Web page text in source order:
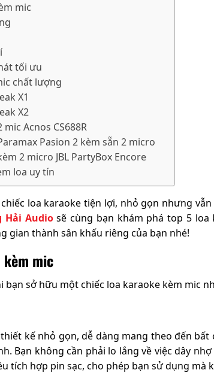
mic
tối ưu
chất lượng
X1
X2
Acnos CS688R
Pasion 2 kèm sẵn 2 micro
2 micro JBL PartyBox Encore
loa uy tín
loa karaoke tiện lợi, nhỏ gọn nhưng
Hải Audiosẽ cùng bạn khám phá top 5 loa
gian thành sân khấu riêng của bạn nhé!
mic
bạn sở hữu một chiếc loa karaoke kèm mic
kế nhỏ gọn, dễ dàng mang theo đến
Bạn không cần phải lo lắng về việc dây
tích hợp pin sạc, cho phép bạn sử dụng